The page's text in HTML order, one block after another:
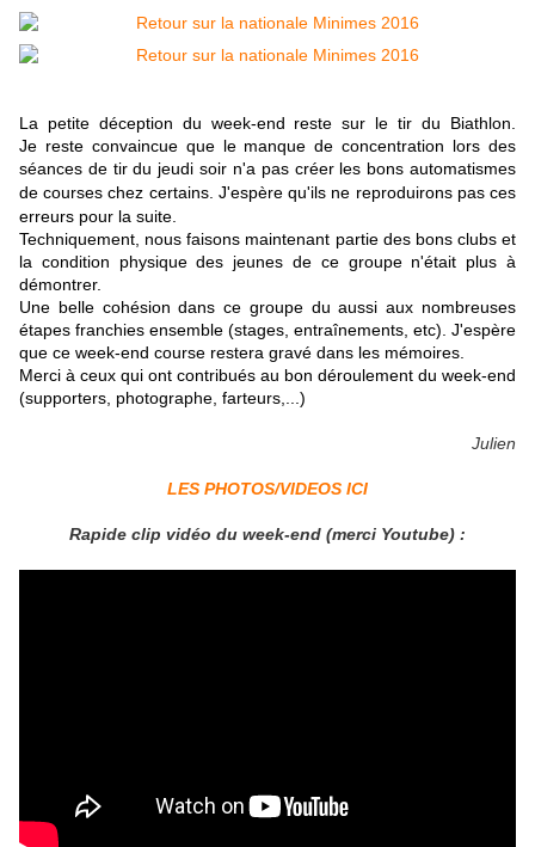
La petite déception du week-end reste sur le tir du Biathlon.
Je reste convaincue que le manque de concentration lors des
séances de tir du jeudi soir n'a pas créer les bons automatismes
de courses chez certains. J'espère qu'ils ne reproduirons pas ces
erreurs pour la suite.
Techniquement, nous faisons maintenant partie des bons clubs et
la condition physique des jeunes de ce groupe n'était plus à
démontrer.
Une belle cohésion dans ce groupe du aussi aux nombreuses
étapes franchies ensemble (stages, entraînements, etc). J'espère
que ce week-end course restera gravé dans les mémoires.
Merci à ceux qui ont contribués au bon déroulement du week-end
(supporters, photographe, farteurs,...)
Julien
LES PHOTOS/VIDEOS ICI
Rapide clip vidéo du week-end (merci Youtube) :